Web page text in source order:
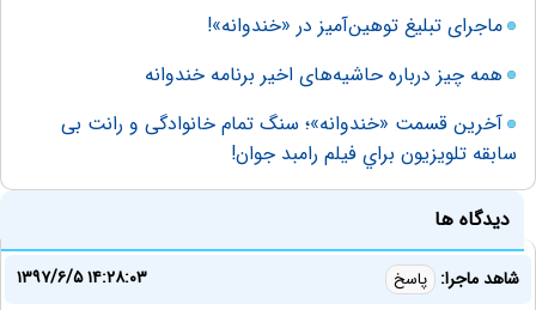
ماجرای تبلیغ توهین‌آمیز در «خندوانه»!
همه چیز درباره حاشیه‌های اخیر برنامه خندوانه
آخرين قسمت «خندوانه»؛ سنگ تمام خانوادگی و رانت بی
سابقه تلويزيون براي فيلم رامبد جوان!
دیدگاه ها
شاهد ماجرا: پاسخ
۱۳۹۷/۶/۵ ۱۴:۲۸:۰۳